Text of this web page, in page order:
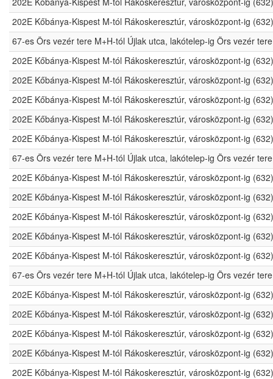
202E Kőbánya-Kispest M-tól Rákoskeresztúr, városközpont-ig (632)
67-es Örs vezér tere M+H-tól Újlak utca, lakótelep-ig Örs vezér
202E Kőbánya-Kispest M-tól Rákoskeresztúr, városközpont-ig (632)
202E Kőbánya-Kispest M-tól Rákoskeresztúr, városközpont-ig (632)
202E Kőbánya-Kispest M-tól Rákoskeresztúr, városközpont-ig (632)
202E Kőbánya-Kispest M-tól Rákoskeresztúr, városközpont-ig (632)
202E Kőbánya-Kispest M-tól Rákoskeresztúr, városközpont-ig (632)
67-es Örs vezér tere M+H-tól Újlak utca, lakótelep-ig Örs vezér
202E Kőbánya-Kispest M-tól Rákoskeresztúr, városközpont-ig (632)
202E Kőbánya-Kispest M-tól Rákoskeresztúr, városközpont-ig (632)
202E Kőbánya-Kispest M-tól Rákoskeresztúr, városközpont-ig (632)
202E Kőbánya-Kispest M-tól Rákoskeresztúr, városközpont-ig (632)
202E Kőbánya-Kispest M-tól Rákoskeresztúr, városközpont-ig (632)
67-es Örs vezér tere M+H-tól Újlak utca, lakótelep-ig Örs vezér
202E Kőbánya-Kispest M-tól Rákoskeresztúr, városközpont-ig (632)
202E Kőbánya-Kispest M-tól Rákoskeresztúr, városközpont-ig (632)
202E Kőbánya-Kispest M-tól Rákoskeresztúr, városközpont-ig (632)
202E Kőbánya-Kispest M-tól Rákoskeresztúr, városközpont-ig (632)
202E Kőbánya-Kispest M-tól Rákoskeresztúr, városközpont-ig (632)